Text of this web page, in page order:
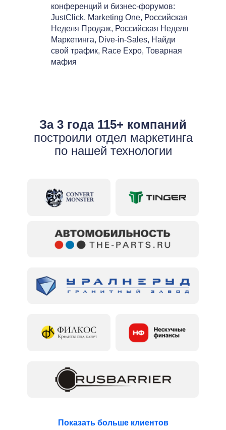
конференций и бизнес-форумов:
JustClick, Marketing One, Российская
Неделя Продаж, Российская Неделя
Маркетинга, Dive-in-Sales, Найди
свой трафик, Race Expo, Товарная
мафия
За 3 года 115+ компаний
построили отдел маркетинга
по нашей технологии
Показать больше клиентов